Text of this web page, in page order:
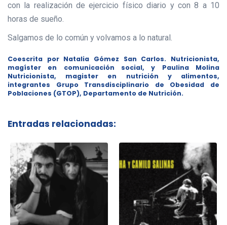
con la realización de ejercicio físico diario y con 8 a 10
horas de sueño.
Salgamos de lo común y volvamos a lo natural.
Coescrita por Natalia Gómez San Carlos. Nutricionista,
magíster en comunicación social, y Paulina Molina
Nutricionista, magister en nutrición y alimentos,
integrantes Grupo Transdisciplinario de Obesidad de
Poblaciones (GTOP), Departamento de Nutrición.
Entradas relacionadas: